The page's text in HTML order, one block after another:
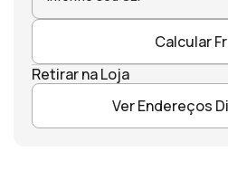
Calcular
Retirar na Loja
Ver Endereços